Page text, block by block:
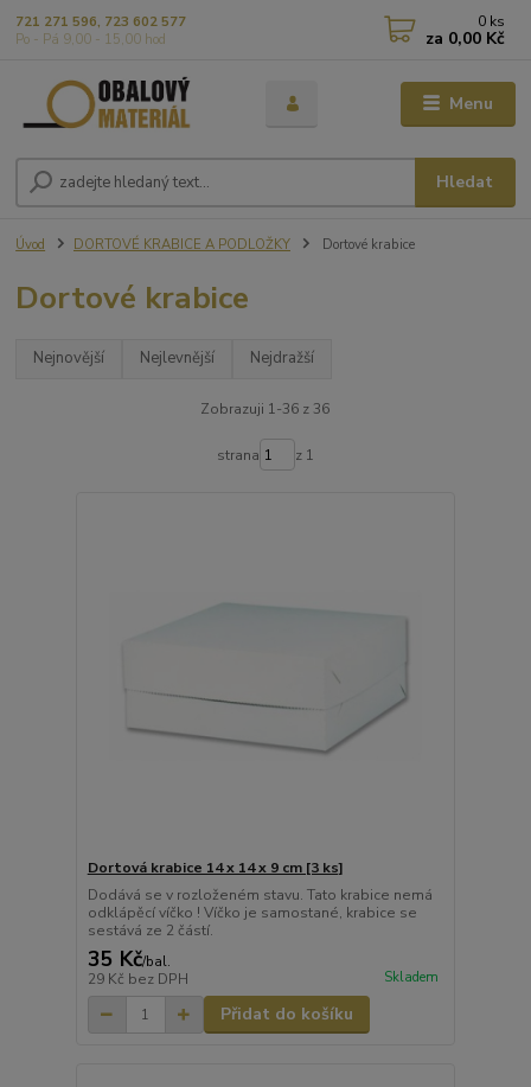
Menu
Hledat
721 271 596, 723 602 577
Po - Pá 9,00 - 15,00 hod
0 ks
za 0,00 Kč
Úvod DORTOVÉ KRABICE A PODLOŽKY Dortové krabice
Dortové krabice
Nejnovější Nejlevnější Nejdražší
Zobrazuji 1-36 z 36
strana z 1
Dortová krabice 14 x 14 x 9 cm [3 ks]
Dodává se v rozloženém stavu. Tato krabice nemá
odklápěcí víčko ! Víčko je samostané, krabice se
sestává ze 2 částí.
35 Kč/bal.
29 Kč bez DPH Skladem
Přidat do košíku